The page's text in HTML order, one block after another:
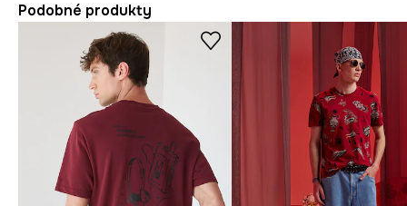
Podobné produkty